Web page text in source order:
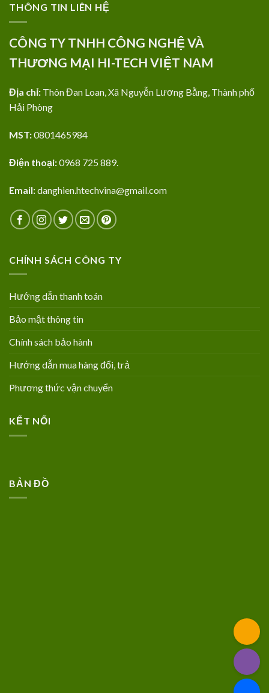
THÔNG TIN LIÊN HỆ
CÔNG TY TNHH CÔNG NGHỆ VÀ
THƯƠNG MẠI HI-TECH VIỆT NAM
Địa chỉ: Thôn Đan Loan, Xã Nguyễn Lương Bằng, Thành phố
Hải Phòng
MST:0801465984
Điện thoại:0968 725 889.
Email:danghien.htechvina@gmail.com
CHÍNH SÁCH CÔNG TY
Hướng dẫn thanh toán
Bảo mật thông tin
Chính sách bảo hành
Hướng dẫn mua hàng đổi, trả
Phương thức vận chuyển
KẾT NỐI
BẢN ĐỒ